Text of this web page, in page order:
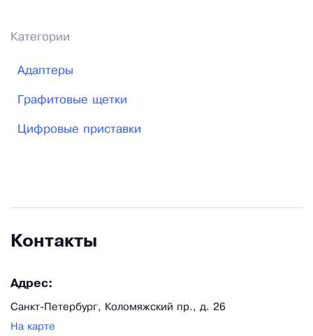
Категории
Адаптеры
Графитовые щетки
Цифровые приставки
Контакты
Адрес:
Санкт-Петербург, Коломяжский пр., д. 26
На карте